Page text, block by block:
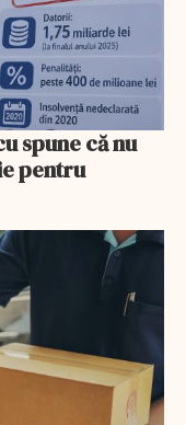
spune că nu
pentru